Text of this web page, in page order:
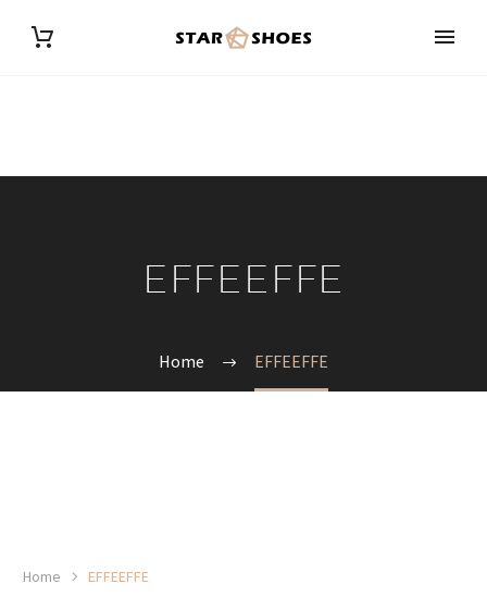
EFFEEFFE
Home EFFEEFFE
Home EFFEEFFE